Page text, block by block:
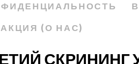
(О НАС)
СКРИНИНГ